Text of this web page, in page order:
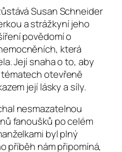
Susan Schneider
a strážkyní jeho
povědomí o
která
Její snaha o to, aby
otevřeně
její lásky a síly.
nesmazatelnou
fanoušků po celém
byl plný
příběh nám připomíná,